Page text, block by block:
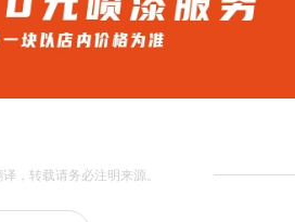
，转载请务必注明来源。